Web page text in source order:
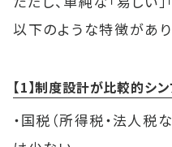
以下のような特徴があり
【1】制度設計が比較的シ
・国税（所得税・法人税